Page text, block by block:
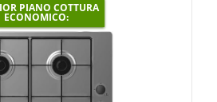
PIANO COTTURA
ECONOMICO: